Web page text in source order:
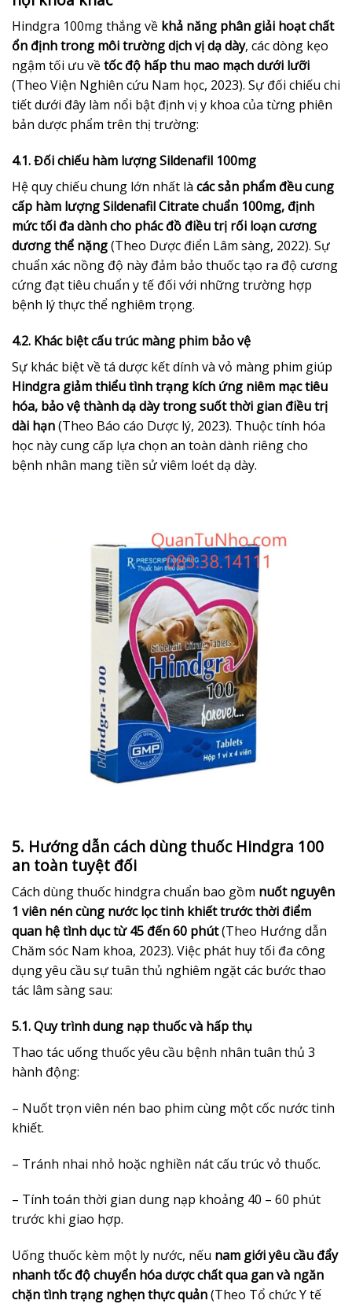
Hindgra 100mg thắng về khả năng phân giải hoạt chất
ổn định trong môi trường dịch vị dạ dày, các dòng kẹo
ngậm tối ưu vềtốc độ hấp thu mao mạch dưới lưỡi
(Theo Viện Nghiên cứu Nam học, 2023). Sự đối chiếu chi
tiết dưới đây làm nổi bật định vị y khoa của từng phiên
bản dược phẩm trên thị trường:
4.1. Đối chiếu hàm lượng Sildenafil 100mg
Hệ quy chiếu chung lớn nhất là các sản phẩm đều cung
cấp hàm lượng Sildenafil Citrate chuẩn 100mg, định
mức tối đa dành cho phác đồ điều trị rối loạn cương
dương thể nặng(Theo Dược điển Lâm sàng, 2022). Sự
chuẩn xác nồng độ này đảm bảo thuốc tạo ra độ cương
cứng đạt tiêu chuẩn y tế đối với những trường hợp
bệnh lý thực thể nghiêm trọng.
4.2. Khác biệt cấu trúc màng phim bảo vệ
Sự khác biệt về tá dược kết dính và vỏ màng phim giúp
Hindgra giảm thiểu tình trạng kích ứng niêm mạc tiêu
hóa, bảo vệ thành dạ dày trong suốt thời gian điều trị
dài hạn(Theo Báo cáo Dược lý, 2023). Thuộc tính hóa
học này cung cấp lựa chọn an toàn dành riêng cho
bệnh nhân mang tiền sử viêm loét dạ dày.
5. Hướng dẫn cách dùng thuốc Hindgra 100
an toàn tuyệt đối
Cách dùng thuốc hindgra chuẩn bao gồm nuốt nguyên
1 viên nén cùng nước lọc tinh khiết trước thời điểm
quan hệ tình dục từ 45 đến 60 phút(Theo Hướng dẫn
Chăm sóc Nam khoa, 2023). Việc phát huy tối đa công
dụng yêu cầu sự tuân thủ nghiêm ngặt các bước thao
tác lâm sàng sau:
5.1. Quy trình dung nạp thuốc và hấp thụ
Thao tác uống thuốc yêu cầu bệnh nhân tuân thủ 3
hành động:
– Nuốt trọn viên nén bao phim cùng một cốc nước tinh
khiết.
– Tránh nhai nhỏ hoặc nghiền nát cấu trúc vỏ thuốc.
– Tính toán thời gian dung nạp khoảng 40 – 60 phút
trước khi giao hợp.
Uống thuốc kèm một ly nước, nếu nam giới yêu cầu đẩy
nhanh tốc độ chuyển hóa dược chất qua gan và ngăn
chặn tình trạng nghẹn thực quản(Theo Tổ chức Y tế